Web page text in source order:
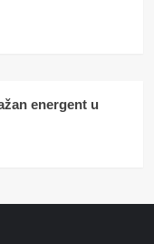
energent u